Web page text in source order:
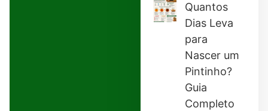
Quantos
Dias Leva
para
Nascer um
Pintinho?
Guia
Completo